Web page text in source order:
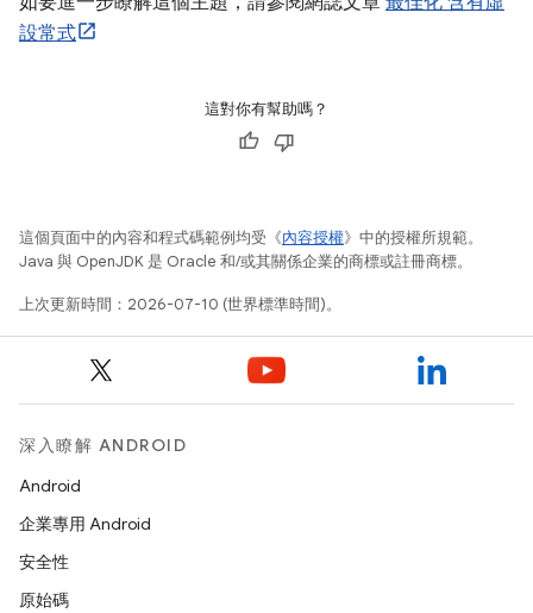
設常式
這對你有幫助嗎？
這個頁面中的內容和程式碼範例均受《內容授權》中的授權所規範。
Java 與 OpenJDK 是 Oracle 和/或其關係企業的商標或註冊商標。
上次更新時間：2026-07-10 (世界標準時間)。
深入瞭解 ANDROID
Android
企業專用 Android
安全性
原始碼